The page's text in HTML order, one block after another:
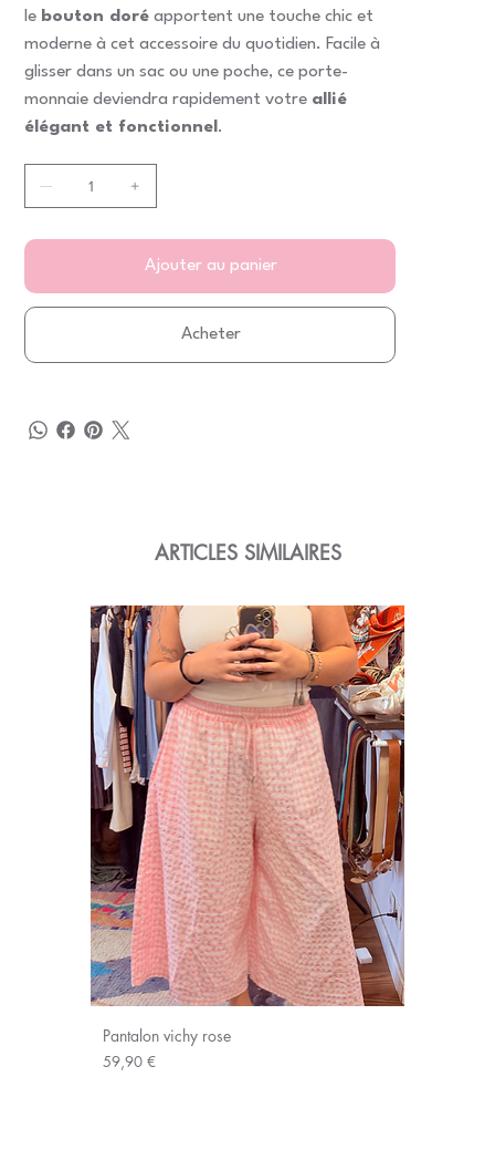
le bouton doré apportent une touche chic et
moderne à cet accessoire du quotidien. Facile à
glisser dans un sac ou une poche, ce porte-
monnaie deviendra rapidement votre allié
élégant et fonctionnel.
Ajouter au panier
Acheter
ARTICLES SIMILAIRES
Pantalon vichy rose
Prix
59,90 €